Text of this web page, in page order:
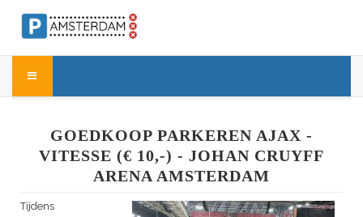
GOEDKOOP PARKEREN AJAX -
VITESSE (€ 10,-) - JOHAN CRUYFF
ARENA AMSTERDAM
Tijdens